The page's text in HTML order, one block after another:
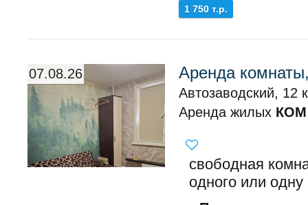
1 750 т.р.
07.08.26 Аренда
Автозаводский, 12
Аренда жилых КОМ
свободная
одного или одну